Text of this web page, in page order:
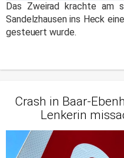
Das Zweirad krachte am
Sandelzhausen ins Heck
gesteuert wurde.
Crash in Baar-
Lenkerin